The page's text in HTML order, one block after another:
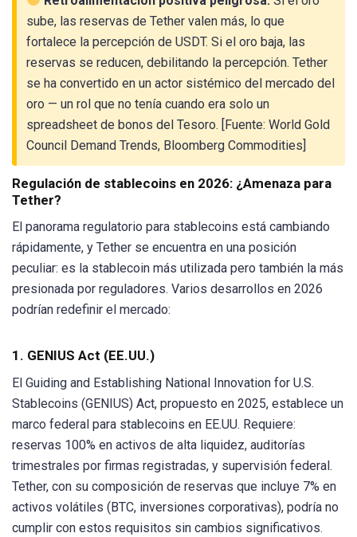
sube, las reservas de Tether valen más, lo que
fortalece la percepción de USDT. Si el oro baja, las
reservas se reducen, debilitando la percepción. Tether
se ha convertido en un actor sistémico del mercado del
oro — un rol que no tenía cuando era solo un
spreadsheet de bonos del Tesoro. [Fuente: World Gold
Council Demand Trends, Bloomberg Commodities]
Regulación de stablecoins en 2026: ¿Amenaza para
Tether?
El panorama regulatorio para stablecoins está cambiando
rápidamente, y Tether se encuentra en una posición
peculiar: es la stablecoin más utilizada pero también la más
presionada por reguladores. Varios desarrollos en 2026
podrían redefinir el mercado:
1. GENIUS Act (EE.UU.)
El Guiding and Establishing National Innovation for U.S.
Stablecoins (GENIUS) Act, propuesto en 2025, establece un
marco federal para stablecoins en EE.UU. Requiere:
reservas 100% en activos de alta liquidez, auditorías
trimestrales por firmas registradas, y supervisión federal.
Tether, con su composición de reservas que incluye 7% en
activos volátiles (BTC, inversiones corporativas), podría no
cumplir con estos requisitos sin cambios significativos.